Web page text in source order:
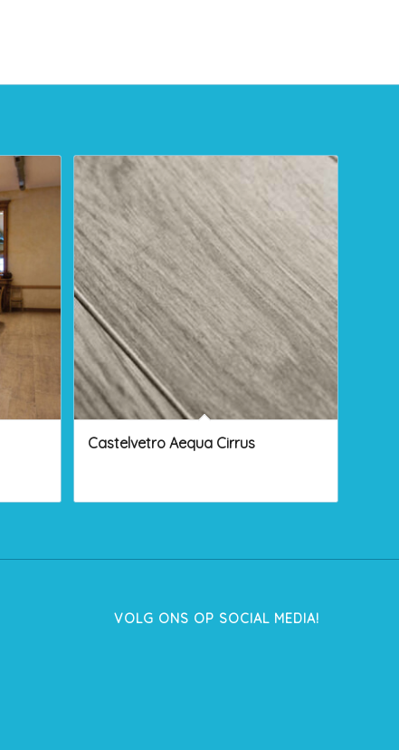
Castelvetro Aequa Cirrus
VOLG ONS OP SOCIAL MEDIA!